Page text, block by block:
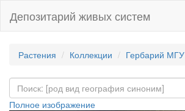
Депозитарий живых систем
Растения Коллекции Гербарий МГУ
Полное изображение